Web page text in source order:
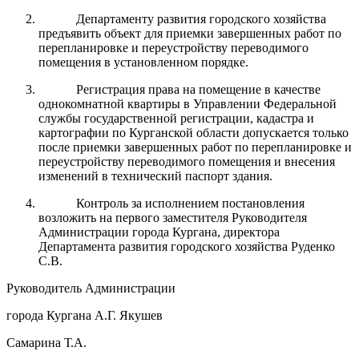
Департаменту развития городского хозяйства
предъявить объект для приемки завершенных работ по
перепланировке и переустройству переводимого
помещения в установленном порядке.
Регистрация права на помещение в качестве
однокомнатной квартиры в Управлении Федеральной
службы государственной регистрации, кадастра и
картографии по Курганской области допускается только
после приемки завершенных работ по перепланировке и
переустройству переводимого помещения и внесения
изменений в технический паспорт здания.
Контроль за исполнением постановления
возложить на первого заместителя Руководителя
Администрации города Кургана, директора
Департамента развития городского хозяйства Руденко
С.В.
Руководитель Администрации
города Кургана А.Г. Якушев
Самарина Т.А.